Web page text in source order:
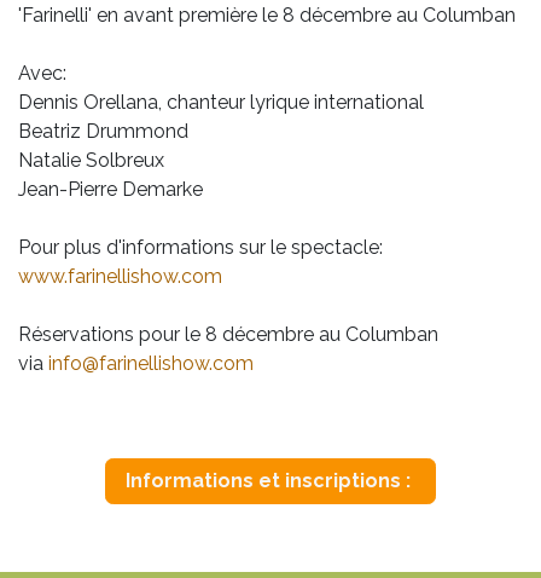
'Farinelli' en avant première le 8 décembre au Columban
Avec:
Dennis Orellana, chanteur lyrique international
Beatriz Drummond
Natalie Solbreux
Jean-Pierre Demarke
Pour plus d'informations sur le spectacle:
www.farinellishow.com
Réservations pour le 8 décembre au Columban
via info@farinellishow.com
Informations et inscriptions :